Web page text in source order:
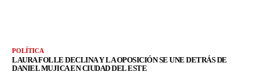
POLÍTICA
LAURA FOLLE DECLINA Y LA OPOSICIÓN SE UNE DETRÁS DE
DANIEL MUJICA EN CIUDAD DEL ESTE